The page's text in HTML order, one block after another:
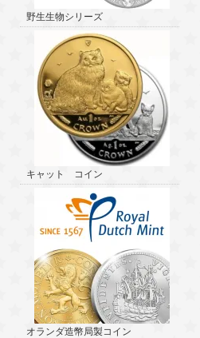
野生生物シリーズ
キャット コイン
オランダ造幣局製コイン